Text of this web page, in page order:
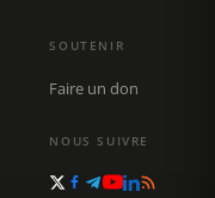
SOUTENIR
Faire un don
NOUS SUIVRE